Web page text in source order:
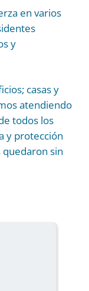
en varios
y
casas y
atendiendo
todos los
y protección
quedaron sin